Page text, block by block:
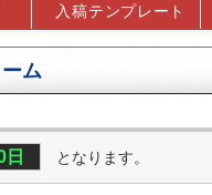
入稿テンプレート
ム
となります。